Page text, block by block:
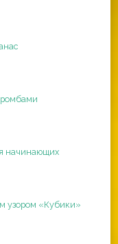
начинающих
узором «Кубики»